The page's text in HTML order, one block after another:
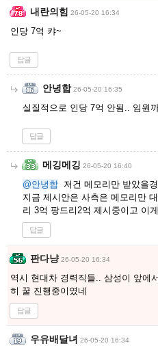
내란의힘 26-05-20 16:34
인당 7억 캬~
답글
안녕합 26-05-20 16:35
실질적으로 인당 7억 안됨.. 임원
답글
메깅메깅 26-05-20 16:40
@안녕합 저건 메모리만 받았을
지금 제시안은 사측은 메모리만
리 3억 팡드리2억 제시중이고 이
답글
판다냥 26-05-20 16:34
역시 현대차 경력직들.. 삼성이 앞에
히 꿀 진행중이였네
답글
우유배달녀 26-05-20 16:34